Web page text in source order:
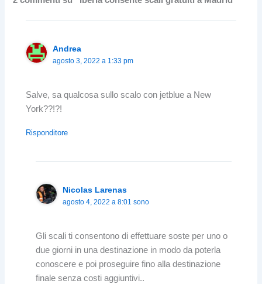
Andrea
agosto 3, 2022 a 1:33 pm
Salve, sa qualcosa sullo scalo con jetblue a New
York??!?!
Risponditore
Nicolas Larenas
agosto 4, 2022 a 8:01 sono
Gli scali ti consentono di effettuare soste per uno o
due giorni in una destinazione in modo da poterla
conoscere e poi proseguire fino alla destinazione
finale senza costi aggiuntivi..